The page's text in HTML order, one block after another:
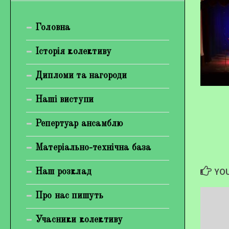
Гірієнко Ірина Михайлівна
Галерея
Відеогалерея
Фотогалерея
Головна
Історія колективу
Дипломи та нагороди
Наші виступи
Репертуар ансамблю
Матеріально-технічна база
Наш розклад
Про нас пишуть
Учасники колективу